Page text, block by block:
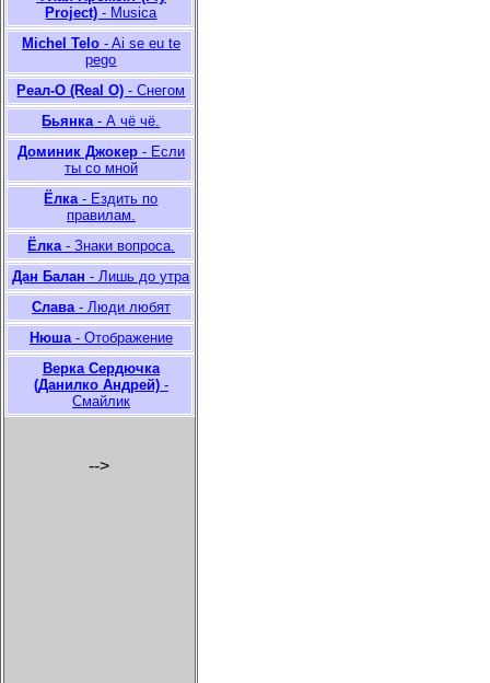
Project) - Musica
Michel Telo - Ai se eu te
pego
Реал-О (Real O) - Снегом
Бьянка- А чё чё.
Доминик Джокер - Если
ты со мной
Ёлка- Ездить по
правилам.
Ёлка- Знаки вопроса.
Дан Балан - Лишь до утра
Слава- Люди любят
Нюша- Отображение
Верка Сердючка
(Данилко Андрей) -
Смайлик
-->